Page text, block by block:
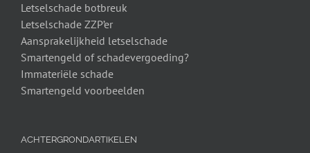
Letselschade botbreuk
Letselschade ZZP’er
Aansprakelijkheid letselschade
Smartengeld of schadevergoeding?
Immateriële schade
Smartengeld voorbeelden
ACHTERGRONDARTIKELEN